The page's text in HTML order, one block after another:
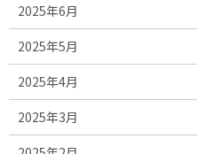
2025年6月
2025年5月
2025年4月
2025年3月